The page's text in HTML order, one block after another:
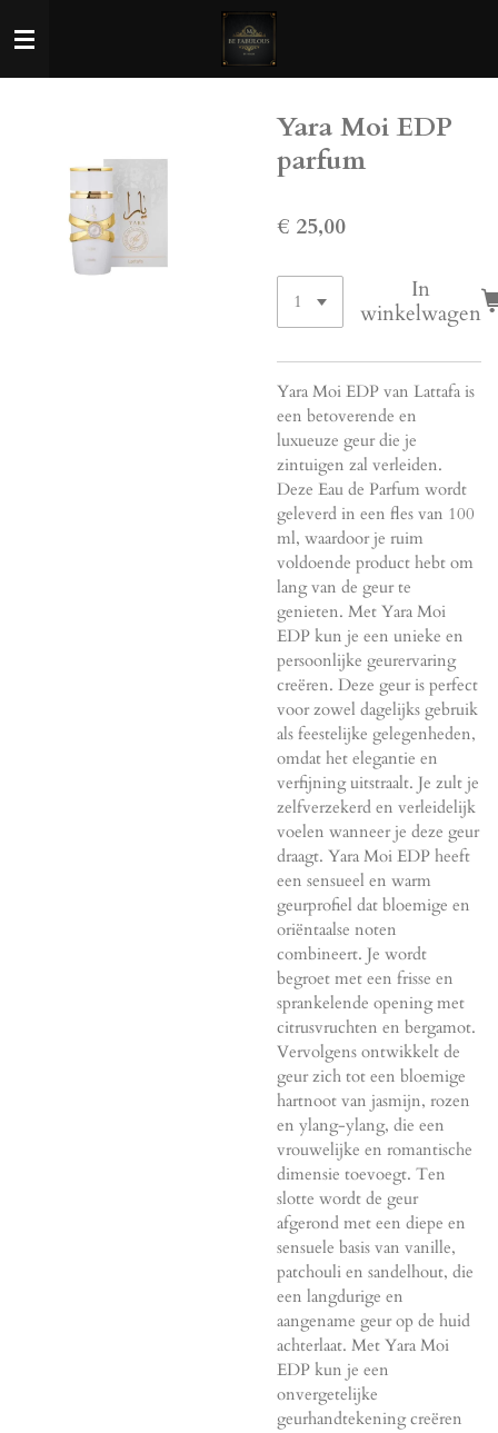
direct
Yara Moi EDP
parfum
€ 25,00
In
winkelwagen
Yara Moi EDP van Lattafa is
een betoverende en
luxueuze geur die je
zintuigen zal verleiden.
Deze Eau de Parfum wordt
geleverd in een fles van 100
ml, waardoor je ruim
voldoende product hebt om
lang van de geur te
genieten. Met Yara Moi
EDP kun je een unieke en
persoonlijke geurervaring
creëren. Deze geur is perfect
voor zowel dagelijks gebruik
als feestelijke gelegenheden,
omdat het elegantie en
verfijning uitstraalt. Je zult je
zelfverzekerd en verleidelijk
voelen wanneer je deze geur
draagt. Yara Moi EDP heeft
een sensueel en warm
geurprofiel dat bloemige en
oriëntaalse noten
combineert. Je wordt
begroet met een frisse en
sprankelende opening met
citrusvruchten en bergamot.
Vervolgens ontwikkelt de
geur zich tot een bloemige
hartnoot van jasmijn, rozen
en ylang-ylang, die een
vrouwelijke en romantische
dimensie toevoegt. Ten
slotte wordt de geur
afgerond met een diepe en
sensuele basis van vanille,
patchouli en sandelhout, die
een langdurige en
aangename geur op de huid
achterlaat. Met Yara Moi
EDP kun je een
onvergetelijke
geurhandtekening creëren